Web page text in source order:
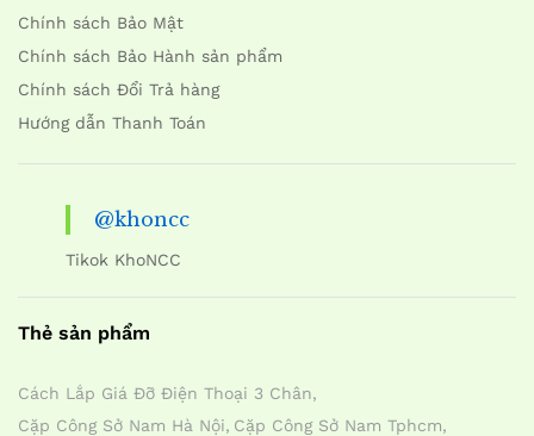
Chính sách Bảo Mật
Chính sách Bảo Hành sản phẩm
Chính sách Đổi Trả hàng
Hướng dẫn Thanh Toán
@khoncc
Tikok KhoNCC
Thẻ sản phẩm
Cách Lắp Giá Đỡ Điện Thoại 3 Chân
Cặp Công Sở Nam Hà Nội Cặp Công Sở Nam Tphcm